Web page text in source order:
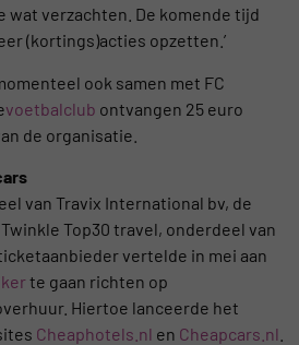
wat verzachten. De komende tijd
(kortings)acties opzetten.’
ook samen met FC
voetbalclub ontvangen 25 euro
de organisatie.
van Travix International bv, de
Top30 travel, onderdeel van
vertelde in mei aan
te gaan richten op
Hiertoe lanceerde het
Cheaphotels.nl en Cheapcars.nl